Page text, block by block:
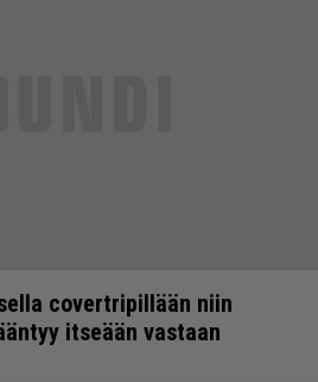
covertripillään niin
itseään vastaan